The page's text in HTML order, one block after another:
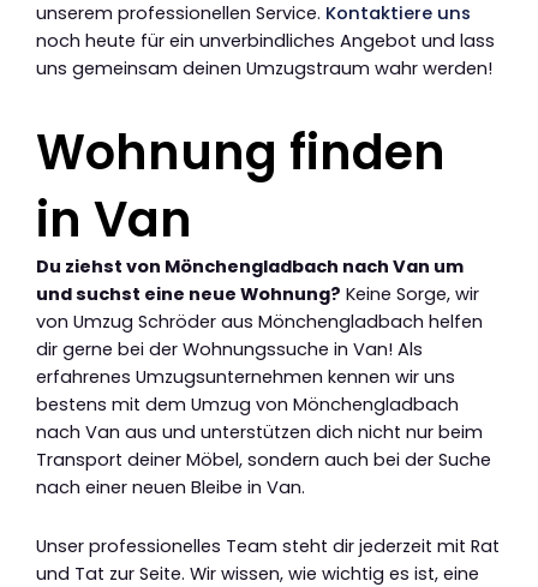
unserem professionellen Service. Kontaktiere uns
noch heute für ein unverbindliches Angebot und lass
uns gemeinsam deinen Umzugstraum wahr werden!
Wohnung finden
in Van
Du ziehst von Mönchengladbach nach Van um
und suchst eine neue Wohnung? Keine Sorge, wir
von Umzug Schröder aus Mönchengladbach helfen
dir gerne bei der Wohnungssuche in Van! Als
erfahrenes Umzugsunternehmen kennen wir uns
bestens mit dem Umzug von Mönchengladbach
nach Van aus und unterstützen dich nicht nur beim
Transport deiner Möbel, sondern auch bei der Suche
nach einer neuen Bleibe in Van.
Unser professionelles Team steht dir jederzeit mit Rat
und Tat zur Seite. Wir wissen, wie wichtig es ist, eine